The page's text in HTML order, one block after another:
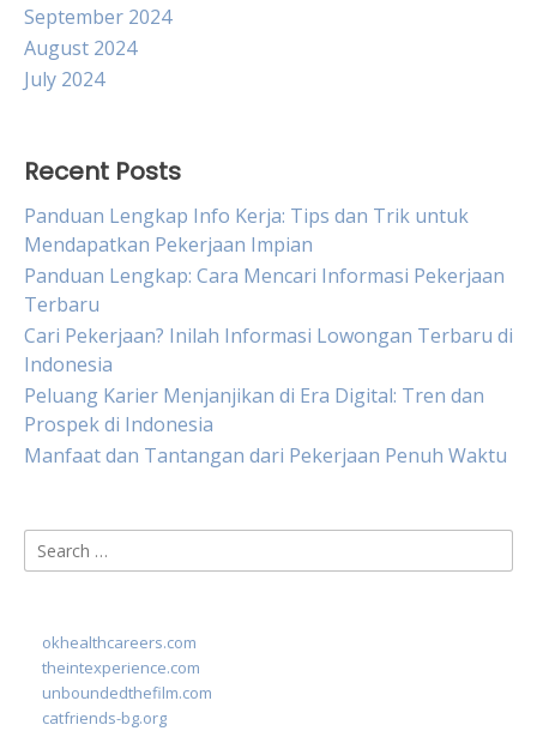
September 2024
August 2024
July 2024
Recent Posts
Panduan Lengkap Info Kerja: Tips dan Trik untuk
Mendapatkan Pekerjaan Impian
Panduan Lengkap: Cara Mencari Informasi Pekerjaan
Terbaru
Cari Pekerjaan? Inilah Informasi Lowongan Terbaru di
Indonesia
Peluang Karier Menjanjikan di Era Digital: Tren dan
Prospek di Indonesia
Manfaat dan Tantangan dari Pekerjaan Penuh Waktu
Search
for:
okhealthcareers.com
theintexperience.com
unboundedthefilm.com
catfriends-bg.org